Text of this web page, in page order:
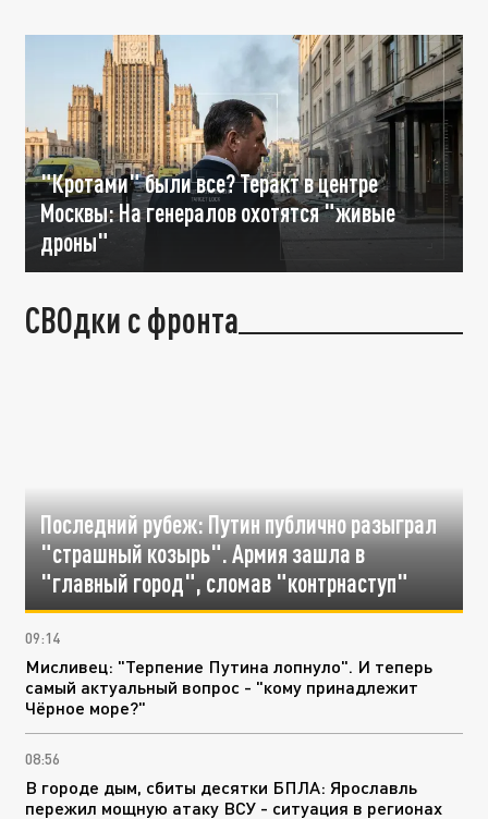
"Кротами" были все? Теракт в центре
Москвы: На генералов охотятся "живые
дроны"
СВОдки с фронта
Последний рубеж: Путин публично разыграл
"страшный козырь". Армия зашла в
"главный город", сломав "контрнаступ"
09:14
Мисливец: "Терпение Путина лопнуло". И теперь
самый актуальный вопрос - "кому принадлежит
Чёрное море?"
08:56
В городе дым, сбиты десятки БПЛА: Ярославль
пережил мощную атаку ВСУ - ситуация в регионах